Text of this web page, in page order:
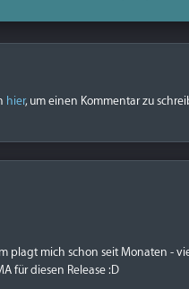
hier, um einen Kommentar zu
plagt mich schon seit Monaten -
für diesen Release :D